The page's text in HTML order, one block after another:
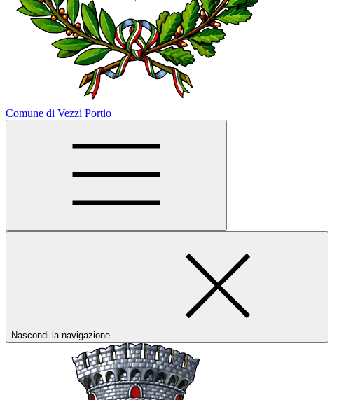
Comune di Vezzi Portio
Nascondi la navigazione